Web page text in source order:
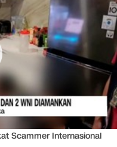
Scammer Internasional